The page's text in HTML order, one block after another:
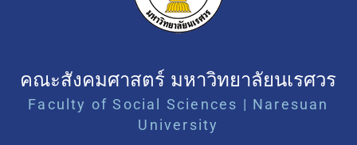
อาจารย์ สังกัดภาควิชา
จิตวิทยา คณะสังคมศาสตร์
สดับชายขอบขับขาน Let the
Margins Sing: Unheard
Words and Voices”
SAFE • EQUAL • INCLUSIVE
คณะสังคมศาสตร์ มหาวิทยาลัยนเรศวร
Faculty of Social Sciences | Naresuan
University